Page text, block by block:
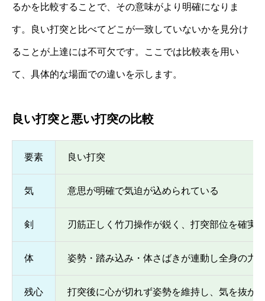
るかを比較することで、その意味がより明確になりま
す。良い打突と比べてどこが一致していないかを見分け
ることが上達には不可欠です。ここでは比較表を用い
て、具体的な場面での違いを示します。
良い打突と悪い打突の比較
要素 良い打突
気 意思が明確で気迫が込められている
剣 刃筋正しく竹刀操作が鋭く、打突部位を確実
体 姿勢・踏み込み・体さばきが連動し全身の力
残心 打突後に心が切れず姿勢を維持し、気を抜か